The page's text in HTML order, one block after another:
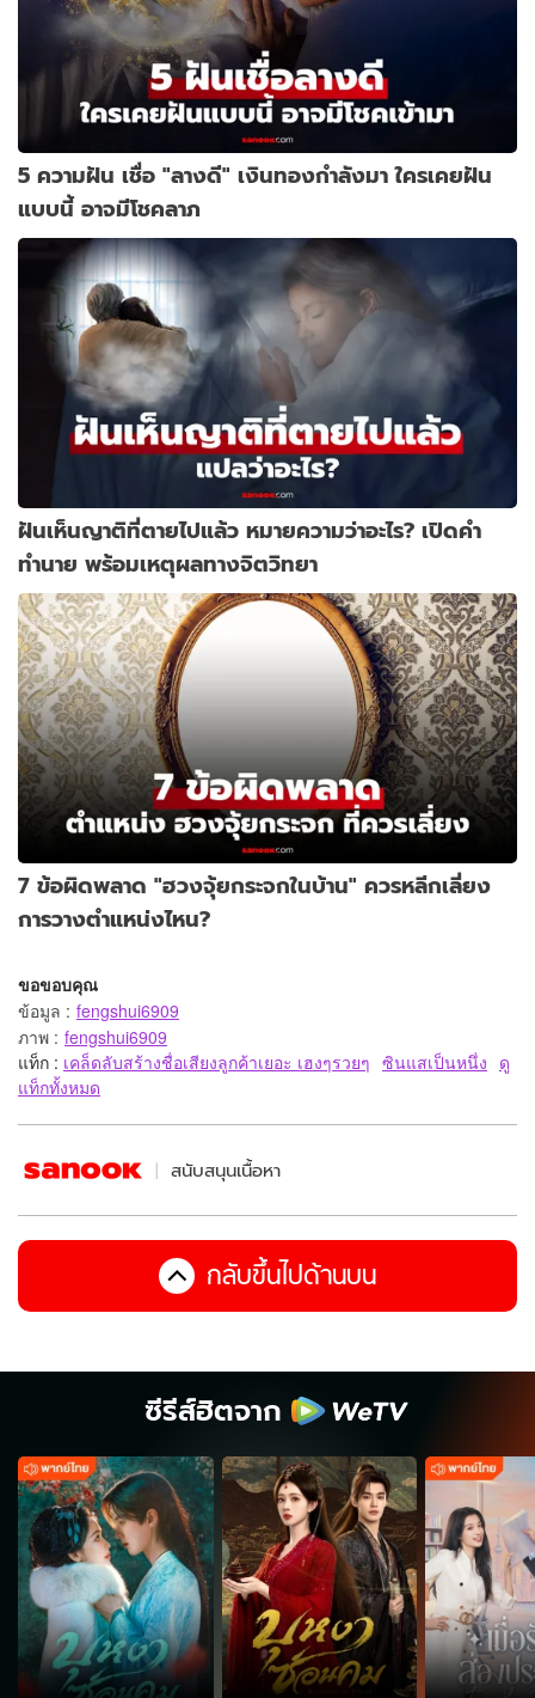
5 ความฝัน เชื่อ "ลางดี" เงินทองกำลังมา ใครเคยฝัน
แบบนี้ อาจมีโชคลาภ
ฝันเห็นญาติที่ตายไปแล้ว หมายความว่าอะไร? เปิดคำ
ทำนาย พร้อมเหตุผลทางจิตวิทยา
7 ข้อผิดพลาด "ฮวงจุ้ยกระจกในบ้าน" ควรหลีกเลี่ยง
การวางตำแหน่งไหน?
ขอขอบคุณ
ข้อมูล : fengshui6909
ภาพ : fengshui6909
แท็ก : เคล็ดลับสร้างชื่อเสียงลูกค้าเยอะ เฮงๆรวยๆ ซินแสเป็นหนึ่ง ดู
แท็กทั้งหมด
สนับสนุนเนื้อหา
กลับขึ้นไปด้านบน
ซีรีส์ฮิตจาก